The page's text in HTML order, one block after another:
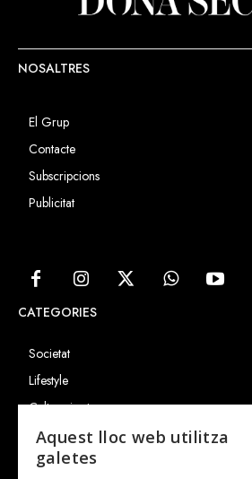
NOSALTRES
El Grup
Contacte
Subscripcions
Publicitat
CATEGORIES
Societat
Lifestyle
Cultura i art
Entrevistes
Gastronomia
Aquest lloc web utilitza
galetes